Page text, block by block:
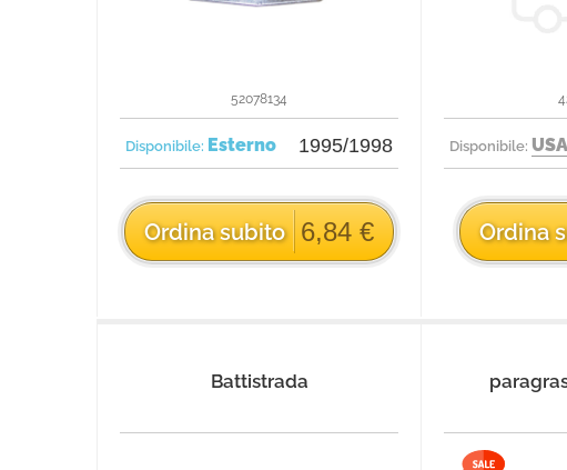
52078134
Disponibile: Esterno 1995/1998
Ordina subito 6,84 €
Disponibile: USA
Ordina
Battistrada